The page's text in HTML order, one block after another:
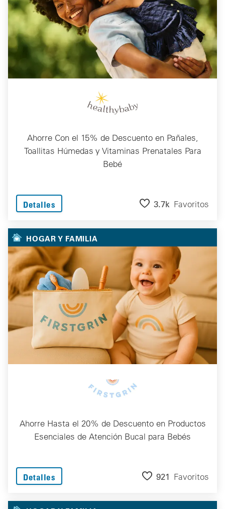
Ahorre Con el 15% de Descuento en Pañales,
Toallitas Húmedas y Vitaminas Prenatales Para
Bebé
Detalles 3.7k Favoritos
HOGAR Y FAMILIA
Ahorre Hasta el 20% de Descuento en Productos
Esenciales de Atención Bucal para Bebés
Detalles 921 Favoritos